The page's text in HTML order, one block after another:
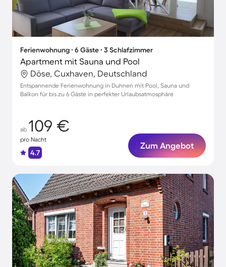
Ferienwohnung ∙ 6 Gäste ∙ 3 Schlafzimmer
Apartment mit Sauna und Pool
Döse, Cuxhaven, Deutschland
Entspannende Ferienwohnung in Duhnen mit Pool, Sauna und
Balkon für bis zu 6 Gäste in perfekter Urlaubsatmosphäre
ab 109 €
pro Nacht
4.7
Zum Angebot